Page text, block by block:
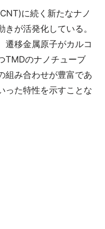
に続く新たなナノ
が活発化している。
遷移金属原子がカルコ
TMDのナノチューブ
組み合わせが豊富であ
った特性を示すことな